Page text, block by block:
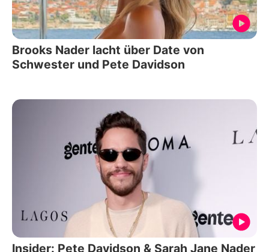
Brooks Nader lacht über Date von
Schwester und Pete Davidson
Insider: Pete Davidson & Sarah Jane Nader